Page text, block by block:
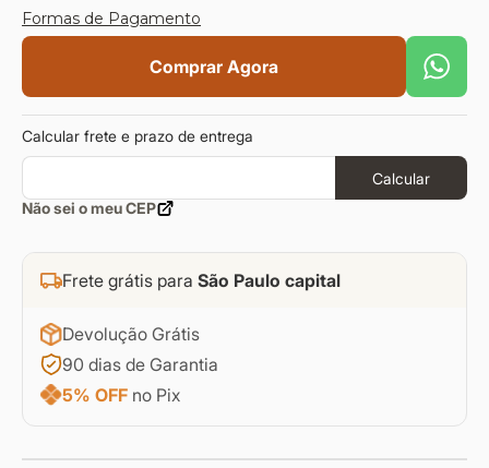
Formas de Pagamento
Comprar Agora
Calcular frete e prazo de entrega
Calcular
Não sei o meu CEP
Frete grátis para São Paulo capital
Devolução Grátis
90 dias de Garantia
5% OFF no Pix